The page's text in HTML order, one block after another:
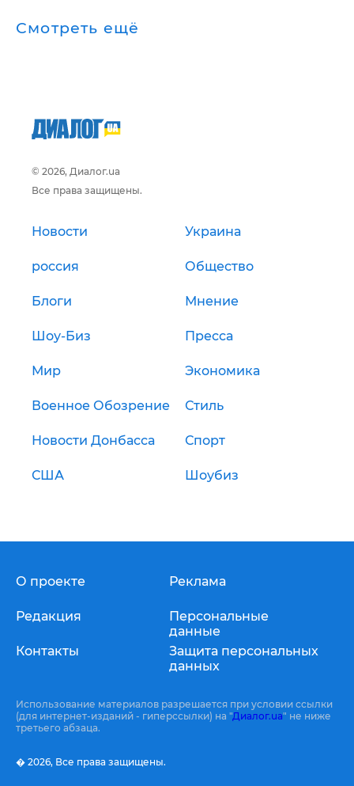
Смотреть ещё
© 2026, Диалог.ua
Все права защищены.
Новости Украина
россия Общество
Блоги Мнение
Шоу-Биз Пресса
Мир Экономика
Военное Обозрение Стиль
Новости Донбасса Спорт
США Шоубиз
О проекте
Редакция
Контакты
Реклама
Персональные
данные
Защита персональных
данных
Использование материалов разрешается при условии ссылки
(для интернет-изданий - гиперссылки) на "Диалог.ua" не ниже
третьего абзаца.
� 2026, Все права защищены.